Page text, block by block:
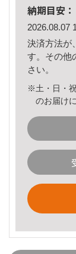
納期目安：
2026.08.07
決済方法が
す。その他
さい。
※土・日・
のお届け